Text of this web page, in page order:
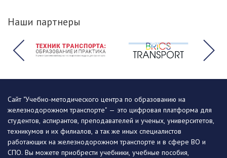
Наши партнеры
Сайт "Учебно-методического центра по образованию на
железнодорожном транспорте" — это цифровая платформа для
студентов, аспирантов, преподавателей и ученых, университетов,
техникумов и их филиалов, а так же иных специалистов
работающих на железнодорожном транспорте и в сфере ВО и
СПО. Вы можете приобрести учебники, учебные пособия,